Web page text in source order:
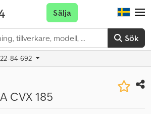
Sök
Sälja
84-692
CVX 185